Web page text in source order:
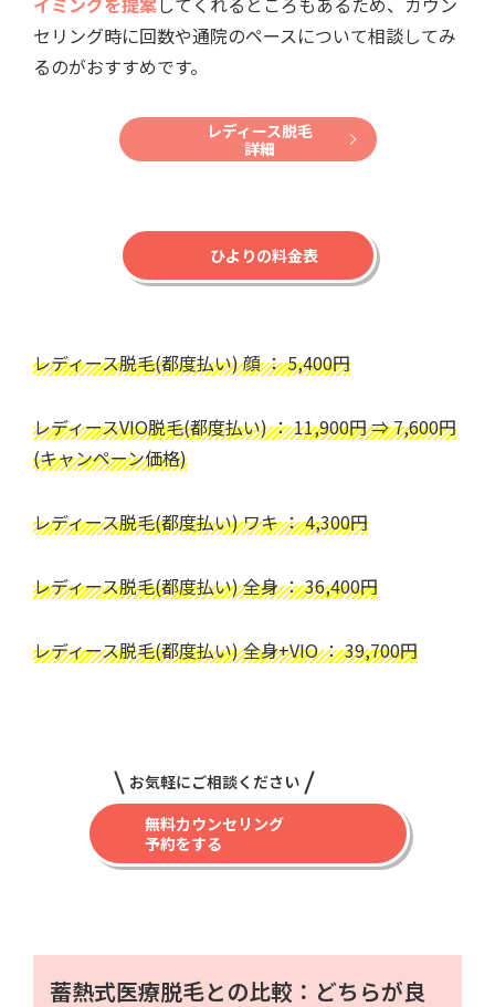
セリング時に回数や通院のペースについて相談してみ
るのがおすすめです。
レディース脱毛
詳細
ひよりの料金表
レディース脱毛(都度払い) 顔 ： 5,400円
レディースVIO脱毛(都度払い) ： 11,900円 ⇒ 7,600円
(キャンペーン価格)
レディース脱毛(都度払い) ワキ ： 4,300円
レディース脱毛(都度払い) 全身 ： 36,400円
レディース脱毛(都度払い) 全身+VIO ： 39,700円
お気軽にご相談ください
無料カウンセリング
予約をする
蓄熱式医療脱毛との比較：どちらが良